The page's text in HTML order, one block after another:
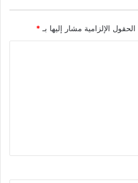
الحقول الإلزامية مشار إليها بـ *